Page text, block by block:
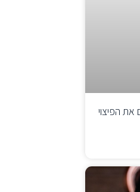
את הפיצוי